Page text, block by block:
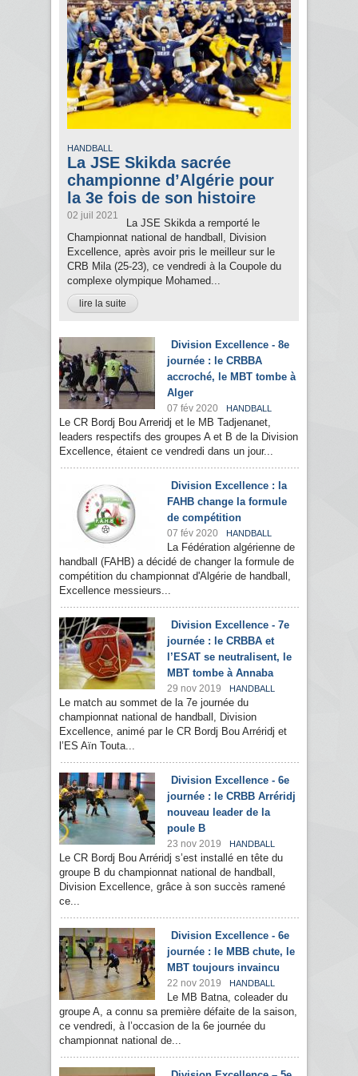
HANDBALL
La JSE Skikda sacrée
championne d’Algérie pour
la 3e fois de son histoire
02 juil 2021
La JSE Skikda a remporté le
Championnat national de handball, Division
Excellence, après avoir pris le meilleur sur le
CRB Mila (25-23), ce vendredi à la Coupole du
complexe olympique Mohamed...
lire la suite
Division Excellence - 8e
journée : le CRBBA
accroché, le MBT tombe à
Alger
07 fév 2020 HANDBALL
Le CR Bordj Bou Arreridj et le MB Tadjenanet,
leaders respectifs des groupes A et B de la Division
Excellence, étaient ce vendredi dans un jour...
Division Excellence : la
FAHB change la formule
de compétition
07 fév 2020 HANDBALL
La Fédération algérienne de
handball (FAHB) a décidé de changer la formule de
compétition du championnat d'Algérie de handball,
Excellence messieurs...
Division Excellence - 7e
journée : le CRBBA et
l’ESAT se neutralisent, le
MBT tombe à Annaba
29 nov 2019 HANDBALL
Le match au sommet de la 7e journée du
championnat national de handball, Division
Excellence, animé par le CR Bordj Bou Arréridj et
l’ES Aïn Touta...
Division Excellence - 6e
journée : le CRBB Arréridj
nouveau leader de la
poule B
23 nov 2019 HANDBALL
Le CR Bordj Bou Arréridj s’est installé en tête du
groupe B du championnat national de handball,
Division Excellence, grâce à son succès ramené
ce...
Division Excellence - 6e
journée : le MBB chute, le
MBT toujours invaincu
22 nov 2019 HANDBALL
Le MB Batna, coleader du
groupe A, a connu sa première défaite de la saison,
ce vendredi, à l’occasion de la 6e journée du
championnat national de...